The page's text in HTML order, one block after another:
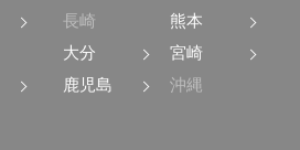
長崎
熊本
大分
宮崎
鹿児島
沖縄